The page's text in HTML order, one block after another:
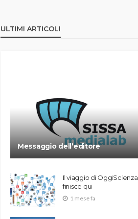
ULTIMI ARTICOLI
Messaggio dell’editore
Il viaggio di OggiScienza
finisce qui
1 mese fa